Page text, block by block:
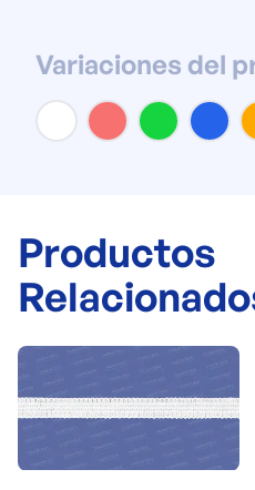
Variaciones del
Productos